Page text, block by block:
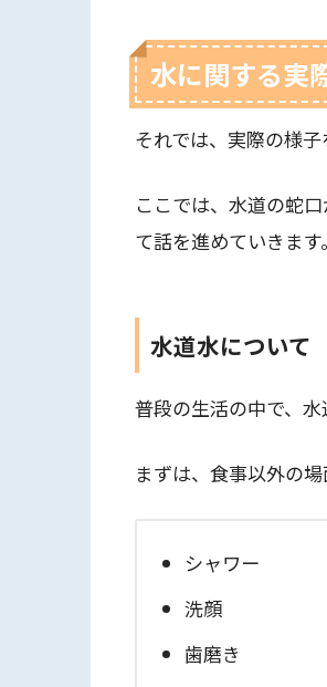
水に関する実
それでは、実際の様子
ここでは、水道の蛇
て話を進めていきます。
水道水について
普段の生活の中で、水
まずは、食事以外の場
シャワー
洗顔
歯磨き